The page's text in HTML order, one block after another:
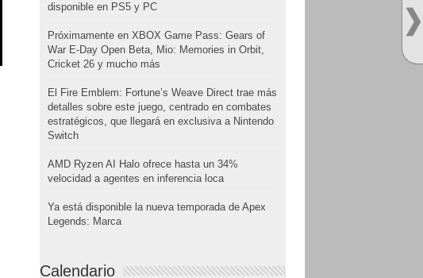
disponible en PS5 y PC
Próximamente en XBOX Game Pass: Gears of
War E-Day Open Beta, Mio: Memories in Orbit,
Cricket 26 y mucho más
El Fire Emblem: Fortune’s Weave Direct trae más
detalles sobre este juego, centrado en combates
estratégicos, que llegará en exclusiva a Nintendo
Switch
AMD Ryzen AI Halo ofrece hasta un 34%
velocidad a agentes en inferencia loca
Ya está disponible la nueva temporada de Apex
Legends: Marca
Calendario